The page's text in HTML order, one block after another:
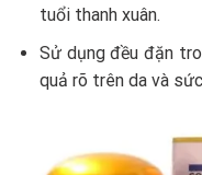
tuổi thanh xuân.
Sử dụng đều đặn
quả rõ trên da và